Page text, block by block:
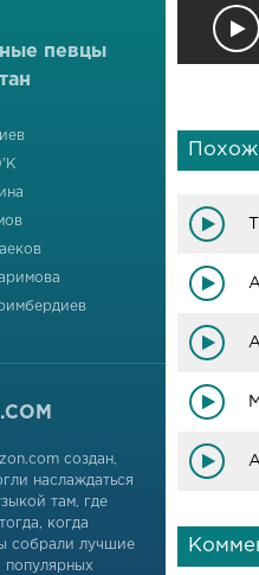
певцы
создан,
наслаждаться
там, где
когда
собрали лучшие
популярных